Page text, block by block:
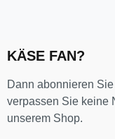
KÄSE FAN?
Dann abonnieren
verpassen Sie keine
unserem Shop.